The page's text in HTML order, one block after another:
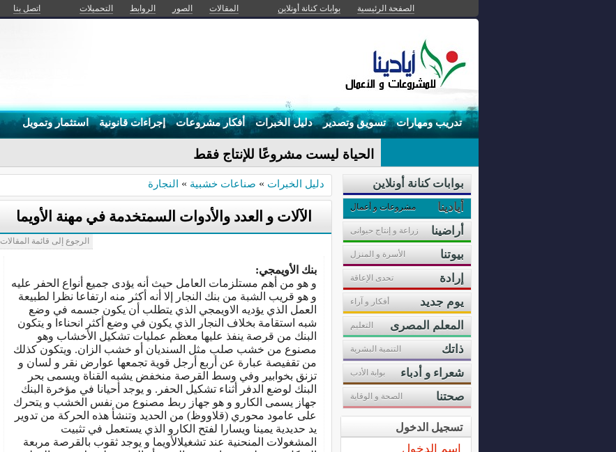
الصفحة الرئيسية بوابات كنانة أونلاين المقالات الصور الروابط التحميلات اتصل بنا
تدريب ومهارات تسويق وتصدير دليل الخبرات أفكار مشروعات إجراءات قانونية استثمار وتمويل
الحياة ليست مشروعًا للإنتاج فقط
دليل الخبرات » صناعات خشبية » النجارة
الآلات و العدد والأدوات السمتخدمة في مهنة الأويما
الرجوع إلى قائمة المقالات
بنك الأويمجي:
و هو من أهم مستلزمات العامل حيث أنه يؤدى جميع أنواع الحفر عليه
و هو قريب الشبة من بنك النجار إلا أنه أكثر منه ارتفاعا نظرا لطبيعة
العمل الذي يؤديه الاويمجي الذي يتطلب أن يكون جسمه في وضع
شبه استقامة بخلاف النجار الذي يكون في وضع أكثر انحناءا و يتكون
البنك من قرصة ينفذ عليها معظم عمليات تشكيل الأخشاب وهو
مصنوع من خشب صلب مثل السنديان أو خشب الزان. ويتكون كذلك
من تقفيصة عبارة عن أربع أرجل قوية تجمعها عوارض نقر و لسان و
تزنق بخوابير وفي وسط القرصة منخفض يشبه القناة ويسمى بحر
البنك لوضع الدفر أثناء تشكيل الحفر. و يوجد أحيانا في مؤخرة البنك
جهاز يسمى الكارو و هو جهاز ربط مصنوع من نفس الخشب و يتحرك
على عامود محوري (قلاووظ) من الحديد وتنشأ هذه الحركة من تدوير
يد حديدية يمينا ويسارا لفتح الكارو الذي يستعمل في تثبيت
المشغولات المنحنية عند تشغيلالأويما و يوجد ثقوب بالقرصة مربعة
بوابات كنانة أونلاين
أيادينا
مشروعات و أعمال
أراضينا زراعة و إنتاج حيوانى
بيوتنا الأسرة و المنزل
إرادة تحدى الإعاقة
يوم جديد أفكار و آراء
المعلم المصرى التعليم
ذاتك التنمية البشرية
شعراء و أدباء بوابة الأدب
صحتنا الصحة و الوقاية
تسجيل الدخول
اسم الدخول